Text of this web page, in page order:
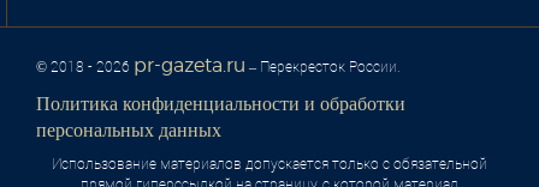
© 2018 - 2026 pr-gazeta.ru – Перекресток России.
Политика конфиденциальности и обработки
персональных данных
Использование материалов допускается только с обязательной